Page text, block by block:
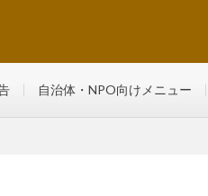
自治体・NPO向けメニュー